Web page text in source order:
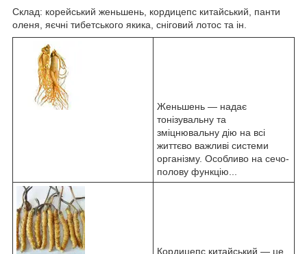
Склад: корейський женьшень, кордицепс китайський, панти
оленя, яєчні тибетського якика, сніговий лотос та ін.
Женьшень — надає
тонізувальну та
зміцнювальну дію на всі
життєво важливі системи
організму. Особливо на сечо-
полову функцію...
Кордицепс китайський — це